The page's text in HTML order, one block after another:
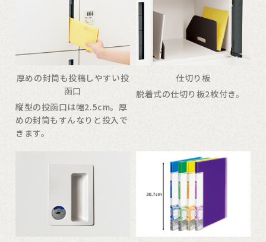
厚めの封筒も投稿しやすい投
函口
縦型の投函口は幅2.5cm。厚
めの封筒もすんなりと投入で
きます。
仕切り板
脱着式の仕切り板2枚付き。